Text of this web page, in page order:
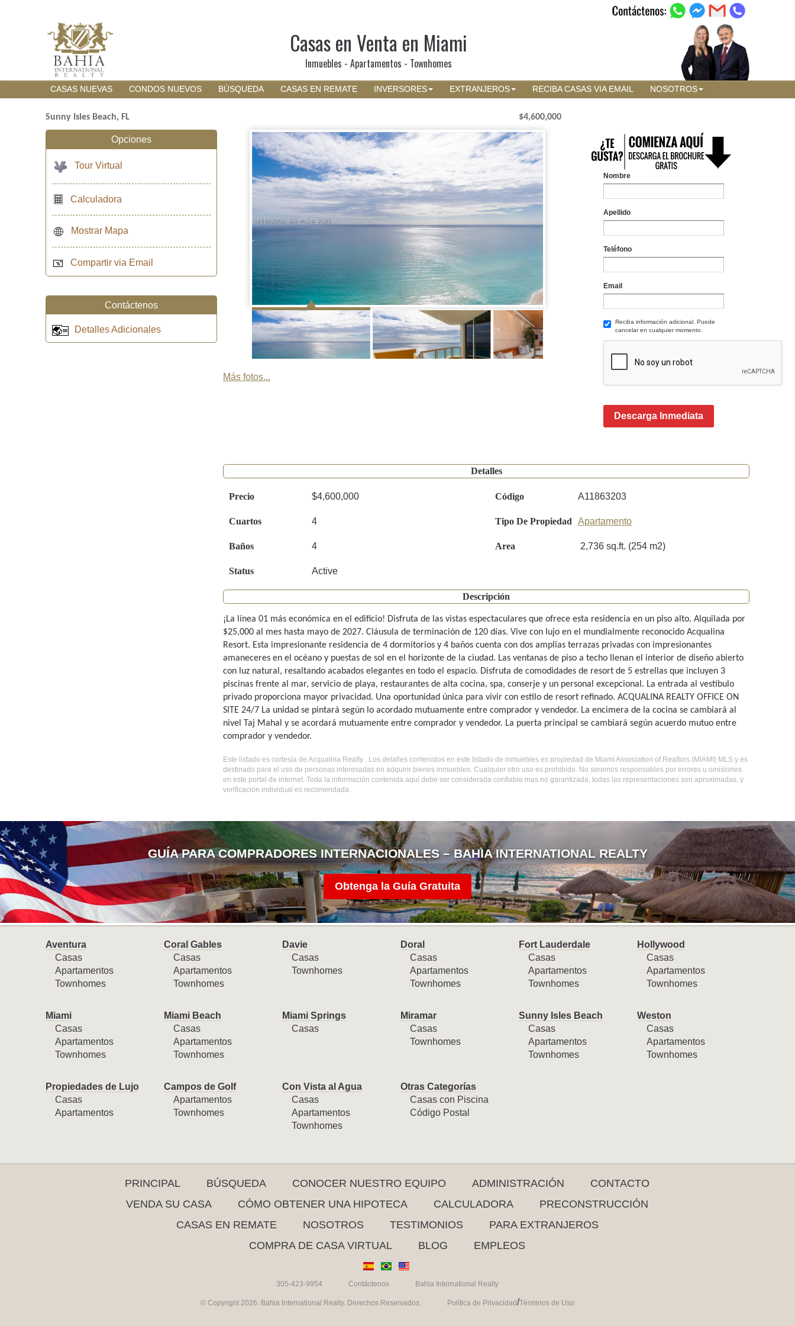
Casas en Venta en Miami
Inmuebles - Apartamentos - Townhomes
CASAS NUEVAS CONDOS NUEVOS BÚSQUEDA CASAS EN REMATE INVERSORES EXTRANJEROS RECIBA CASAS VIA EMAIL NOSOTROS
Sunny Isles Beach, FL $4,600,000
Más fotos...
Nombre
Apellido
Teléfono
Email
Reciba información adicional. Puede
cancelar en cualquier momento.
Descarga Inmediata
Detalles
Precio $4,600,000 Código A11863203
Cuartos 4 Tipo De Propiedad Apartamento
Baños 4 Area 2,736 sq.ft. (254 m2)
Status Active
Descripción
¡La línea 01 más económica en el edificio! Disfruta de las vistas espectaculares que ofrece esta residencia en un piso alto. Alquilada por
$25,000 al mes hasta mayo de 2027. Cláusula de terminación de 120 días. Vive con lujo en el mundialmente reconocido Acqualina
Resort. Esta impresionante residencia de 4 dormitorios y 4 baños cuenta con dos amplias terrazas privadas con impresionantes
amaneceres en el océano y puestas de sol en el horizonte de la ciudad. Las ventanas de piso a techo llenan el interior de diseño abierto
con luz natural, resaltando acabados elegantes en todo el espacio. Disfruta de comodidades de resort de 5 estrellas que incluyen 3
piscinas frente al mar, servicio de playa, restaurantes de alta cocina, spa, conserje y un personal excepcional. La entrada al vestíbulo
privado proporciona mayor privacidad. Una oportunidad única para vivir con estilo de resort refinado. ACQUALINA REALTY OFFICE ON
SITE 24/7 La unidad se pintará según lo acordado mutuamente entre comprador y vendedor. La encimera de la cocina se cambiará al
nivel Taj Mahal y se acordará mutuamente entre comprador y vendedor. La puerta principal se cambiará según acuerdo mutuo entre
comprador y vendedor.
Este listado es cortesía de Acqualina Realty . Los detalles contenidos en este listado de inmuebles es propiedad de Miami Association of Realtors (MIAMI) MLS y es
destinado para el uso de personas interesadas en adquirir bienes inmuebles. Cualquier otro uso es prohibido. No seremos responsables por errores u omisiones
en este portal de internet. Toda la información contenida aquí debe ser considerada confiable mas no garantizada, todas las representaciones son aproximadas, y
verificación individual es recomendada.
Opciones
Tour Virtual
Calculadora
Mostrar Mapa
Compartir via Email
Contáctenos
Detalles Adicionales
GUÍA PARA COMPRADORES INTERNACIONALES – BAHIA INTERNATIONAL REALTY
Obtenga la Guía Gratuita
Aventura
Casas
Apartamentos
Townhomes
Coral Gables
Casas
Apartamentos
Townhomes
Davie
Casas
Townhomes
Doral
Casas
Apartamentos
Townhomes
Fort Lauderdale
Casas
Apartamentos
Townhomes
Hollywood
Casas
Apartamentos
Townhomes
Miami
Casas
Apartamentos
Townhomes
Miami Beach
Casas
Apartamentos
Townhomes
Miami Springs
Casas
Miramar
Casas
Townhomes
Sunny Isles Beach
Casas
Apartamentos
Townhomes
Weston
Casas
Apartamentos
Townhomes
Propiedades de Lujo
Casas
Apartamentos
Campos de Golf
Apartamentos
Townhomes
Con Vista al Agua
Casas
Apartamentos
Townhomes
Otras Categorías
Casas con Piscina
Código Postal
PRINCIPAL BÚSQUEDA CONOCER NUESTRO EQUIPO ADMINISTRACIÓN
CONTACTO
VENDA SU CASA
CÓMO OBTENER UNA HIPOTECA CALCULADORA
PRECONSTRUCCIÓN
CASAS EN REMATE
NOSOTROS TESTIMONIOS
PARA EXTRANJEROS
COMPRA DE CASA VIRTUAL
BLOG EMPLEOS
305-423-9954 Contáctenos Bahia International Realty
© Copyright 2026. Bahia International Realty. Derechos Reservados. Política de Privacidad/Términos de Uso